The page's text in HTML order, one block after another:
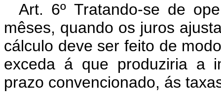
Art. 6º Tratando-se de
mêses, quando os juros
cálculo deve ser feito de
exceda á que produziria a
prazo convencionado, ás